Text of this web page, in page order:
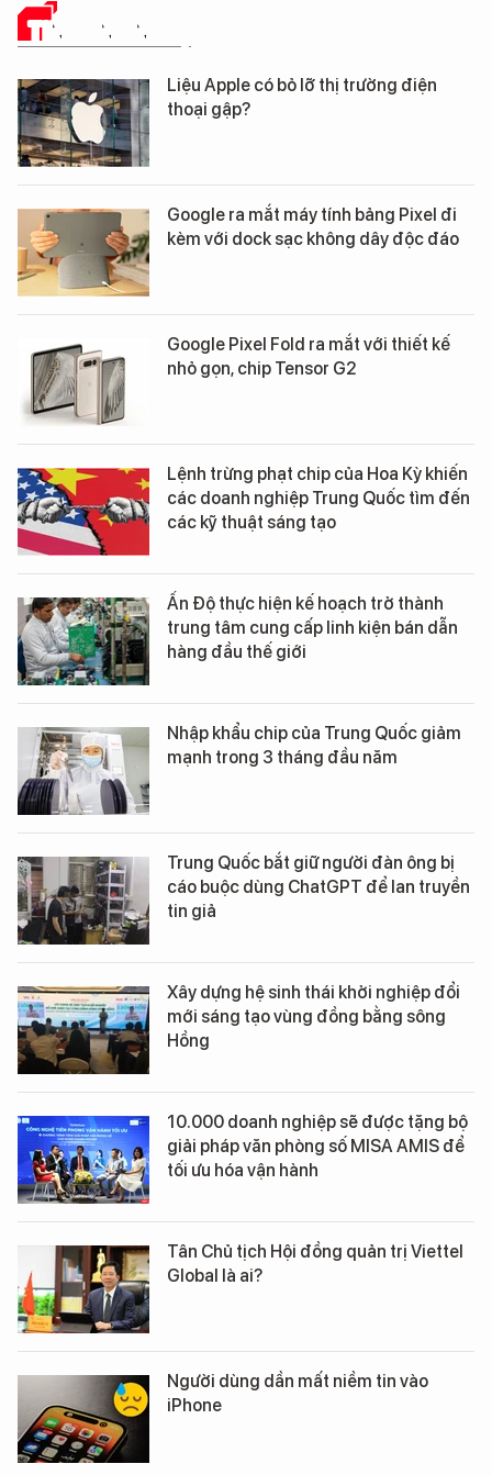
TIN CÔNG NGHỆ
Liệu Apple có bỏ lỡ thị trường điện
thoại gập?
Google ra mắt máy tính bảng Pixel đi
kèm với dock sạc không dây độc đáo
Google Pixel Fold ra mắt với thiết kế
nhỏ gọn, chip Tensor G2
Lệnh trừng phạt chip của Hoa Kỳ khiến
các doanh nghiệp Trung Quốc tìm đến
các kỹ thuật sáng tạo
Ấn Độ thực hiện kế hoạch trở thành
trung tâm cung cấp linh kiện bán dẫn
hàng đầu thế giới
Nhập khẩu chip của Trung Quốc giảm
mạnh trong 3 tháng đầu năm
Trung Quốc bắt giữ người đàn ông bị
cáo buộc dùng ChatGPT để lan truyền
tin giả
Xây dựng hệ sinh thái khởi nghiệp đổi
mới sáng tạo vùng đồng bằng sông
Hồng
10.000 doanh nghiệp sẽ được tặng bộ
giải pháp văn phòng số MISA AMIS để
tối ưu hóa vận hành
Tân Chủ tịch Hội đồng quản trị Viettel
Global là ai?
Người dùng dần mất niềm tin vào
iPhone